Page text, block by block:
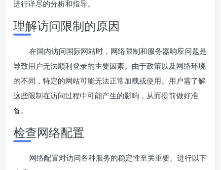
进行详尽的分析和指导。
理解访问限制的原因
在国内访问国际网站时，网络限制和服务器响应问题是
导致用户无法顺利登录的主要因素。由于政策以及网络环境
的不同，特定的网站可能无法正常加载或使用。用户需了解
这些限制在访问过程中可能产生的影响，从而提前做好准
备。
检查网络配置
网络配置对访问各种服务的稳定性至关重要。进行以下